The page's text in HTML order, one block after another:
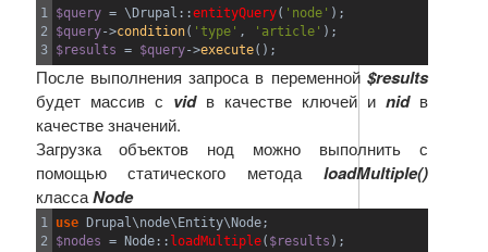
1
2
3
$query = \Drupal ::entityQuery( 'node' ) ;
$query->condition( 'type' , 'article' ) ;
$results = $query->execute( ) ;
После выполнения запроса в переменной $results
будет массив с vidв качестве ключей и nidв
качестве значений.
Загрузка объектов нод можно выполнить с
помощью статического метода loadMultiple()
классаNode
1
use Drupal\node\Entity\Node;
$nodes = Node:: loadMultiple( $results ) ;